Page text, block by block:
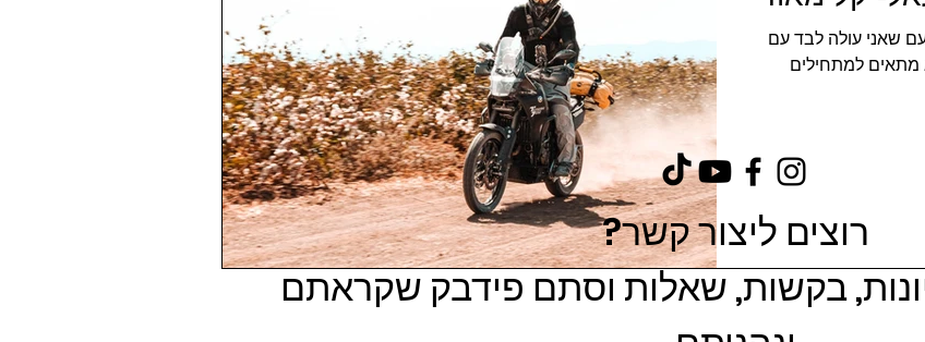
שאני עולה לבד עם
מתאים למתחילים
רוצים ליצור קשר?
בקשות, שאלות וסתם פידבק שקראתם